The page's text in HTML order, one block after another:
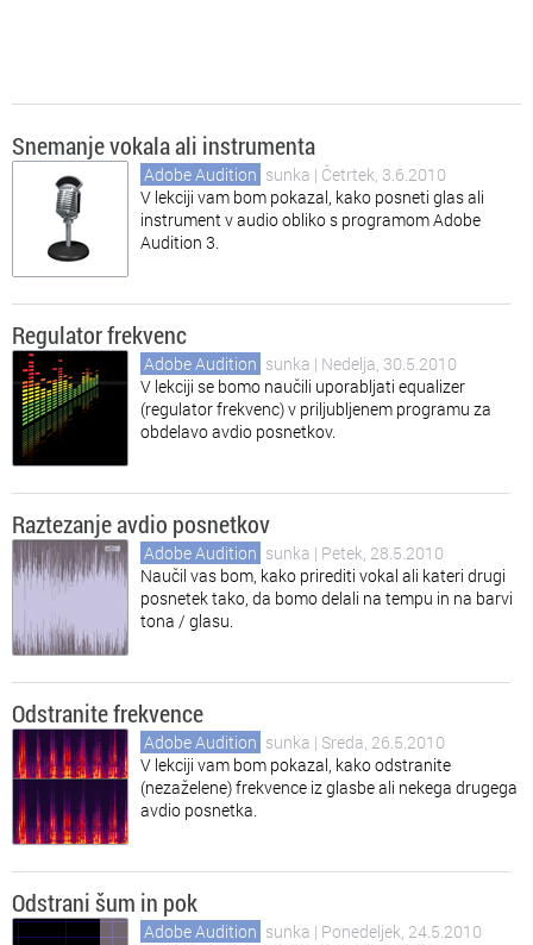
Snemanje vokala ali instrumenta
Adobe Audition sunka | Četrtek, 3.6.2010
V lekciji vam bom pokazal, kako posneti glas ali
instrument v audio obliko s programom Adobe
Audition 3.
Regulator frekvenc
Adobe Audition sunka | Nedelja, 30.5.2010
V lekciji se bomo naučili uporabljati equalizer
(regulator frekvenc) v priljubljenem programu za
obdelavo avdio posnetkov.
Raztezanje avdio posnetkov
Adobe Audition sunka | Petek, 28.5.2010
Naučil vas bom, kako prirediti vokal ali kateri drugi
posnetek tako, da bomo delali na tempu in na barvi
tona / glasu.
Odstranite frekvence
Adobe Audition sunka | Sreda, 26.5.2010
V lekciji vam bom pokazal, kako odstranite
(nezaželene) frekvence iz glasbe ali nekega drugega
avdio posnetka.
Odstrani šum in pok
Adobe Audition sunka | Ponedeljek, 24.5.2010